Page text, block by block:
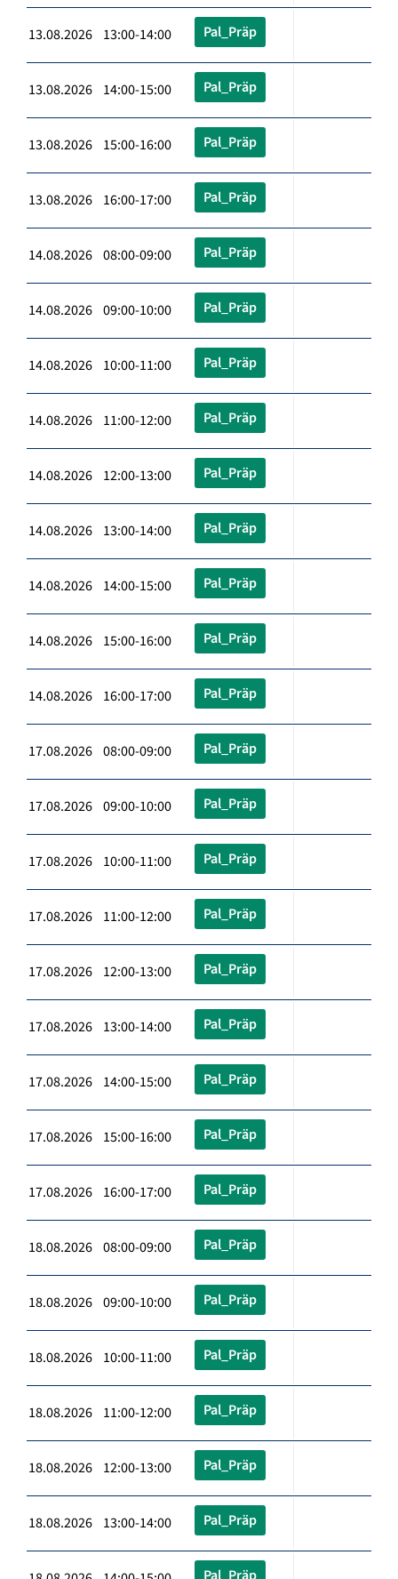
13.08.2026 13:00-14:00 Pal_Präp
13.08.2026 14:00-15:00 Pal_Präp
13.08.2026 15:00-16:00 Pal_Präp
13.08.2026 16:00-17:00 Pal_Präp
14.08.2026 08:00-09:00 Pal_Präp
14.08.2026 09:00-10:00 Pal_Präp
14.08.2026 10:00-11:00 Pal_Präp
14.08.2026 11:00-12:00 Pal_Präp
14.08.2026 12:00-13:00 Pal_Präp
14.08.2026 13:00-14:00 Pal_Präp
14.08.2026 14:00-15:00 Pal_Präp
14.08.2026 15:00-16:00 Pal_Präp
14.08.2026 16:00-17:00 Pal_Präp
17.08.2026 08:00-09:00 Pal_Präp
17.08.2026 09:00-10:00 Pal_Präp
17.08.2026 10:00-11:00 Pal_Präp
17.08.2026 11:00-12:00 Pal_Präp
17.08.2026 12:00-13:00 Pal_Präp
17.08.2026 13:00-14:00 Pal_Präp
17.08.2026 14:00-15:00 Pal_Präp
17.08.2026 15:00-16:00 Pal_Präp
17.08.2026 16:00-17:00 Pal_Präp
18.08.2026 08:00-09:00 Pal_Präp
18.08.2026 09:00-10:00 Pal_Präp
18.08.2026 10:00-11:00 Pal_Präp
18.08.2026 11:00-12:00 Pal_Präp
18.08.2026 12:00-13:00 Pal_Präp
18.08.2026 13:00-14:00 Pal_Präp